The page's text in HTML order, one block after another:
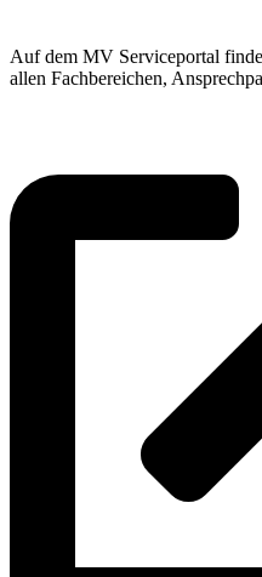
Auf dem MV Serviceportal
allen Fachbereichen,